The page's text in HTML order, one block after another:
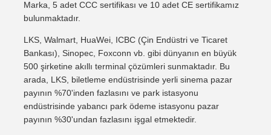
Marka, 5 adet CCC sertifikası ve 10 adet CE sertifikamız
bulunmaktadır.
LKS, Walmart, HuaWei, ICBC (Çin Endüstri ve Ticaret
Bankası), Sinopec, Foxconn vb. gibi dünyanın en büyük
500 şirketine akıllı terminal çözümleri sunmaktadır. Bu
arada, LKS, biletleme endüstrisinde yerli sinema pazar
payının %70'inden fazlasını ve park istasyonu
endüstrisinde yabancı park ödeme istasyonu pazar
payının %30'undan fazlasını işgal etmektedir.